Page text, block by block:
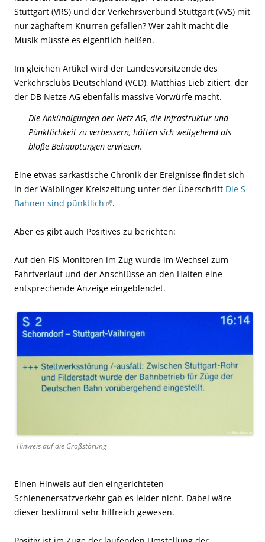
Stuttgart (VRS) und der Verkehrsverbund Stuttgart (VVS) mit
nur zaghaftem Knurren gefallen? Wer zahlt macht die
Musik müsste es eigentlich heißen.
Im gleichen Artikel wird der Landesvorsitzende des
Verkehrsclubs Deutschland (VCD), Matthias Lieb zitiert, der
der DB Netze AG ebenfalls massive Vorwürfe macht.
Die Ankündigungen der Netz AG, die Infrastruktur und
Pünktlichkeit zu verbessern, hätten sich weitgehend als
bloße Behauptungen erwiesen.
Eine etwas sarkastische Chronik der Ereignisse findet sich
in der Waiblinger Kreiszeitung unter der Überschrift Die S-
Bahnen sind pünktlich
.
Aber es gibt auch Positives zu berichten:
Auf den FIS-Monitoren im Zug wurde im Wechsel zum
Fahrtverlauf und der Anschlüsse an den Halten eine
entsprechende Anzeige eingeblendet.
Hinweis auf die Großstörung
Einen Hinweis auf den eingerichteten
Schienenersatzverkehr gab es leider nicht. Dabei wäre
dieser bestimmt sehr hilfreich gewesen.